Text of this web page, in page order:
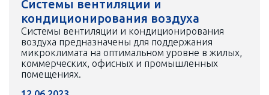
Системы вентиляции и
кондиционирования воздуха
Системы вентиляции и кондиционирования
воздуха предназначены для поддержания
микроклимата на оптимальном уровне в жилых,
коммерческих, офисных и промышленных
помещениях.